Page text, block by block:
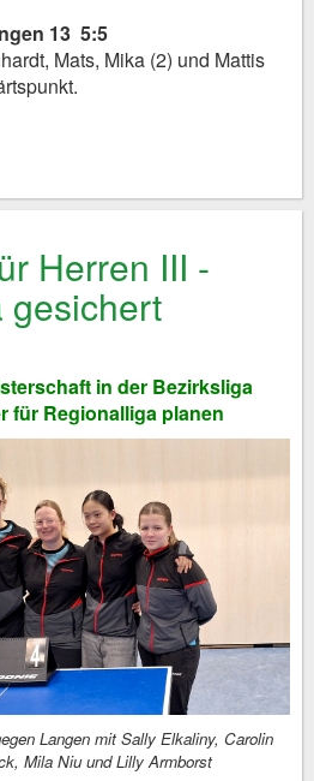
13 5:5
Mats, Mika (2) und Mattis
Herren III -
gesichert
in der Bezirksliga
für Regionalliga planen
Langen mit Sally Elkaliny, Carolin
Mila Niu und Lilly Armborst